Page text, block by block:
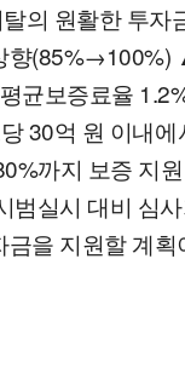
의 원활한 투자
향(85%→100%)
균보증료율
30억 원 이내에
까지 보증 지
범실시 대비 심
금을 지원할 계획